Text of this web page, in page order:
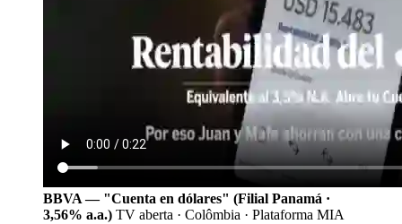
BBVA — "Cuenta en dólares" (Filial Panamá ·
3,56% a.a.) TV aberta · Colômbia · Plataforma MIA